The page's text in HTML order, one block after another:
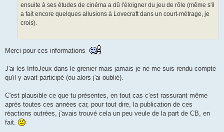
ensuite à ses études de cinéma a dû l'éloigner du jeu de rôle (même s'il
a fait encore quelques allusions à Lovecraft dans un court-métrage, je
crois).
Merci pour ces informations
J'ai les InfoJeux dans le grenier mais jamais je ne me suis rendu compte
qu'il y avait participé (ou alors j'ai oublié).
C'est plausible ce que tu présentes, en tout cas c'est rassurant même
après toutes ces années car, pour tout dire, la publication de ces
réactions outrées, j'avais trouvé cela un peu veule de la part de CB, en
fait.